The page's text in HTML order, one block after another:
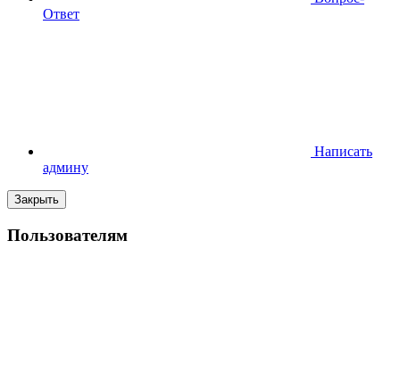
Ответ
Написать
админу
Закрыть
Пользователям